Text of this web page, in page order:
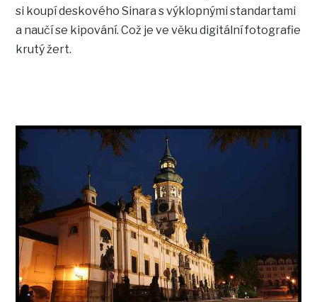
si koupí deskového Sinara s výklopnými standartami
a naučí se kipování. Což je ve věku digitální fotografie
krutý žert.